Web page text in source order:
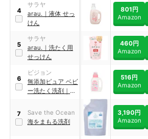
4
サラヤ
arau.
｜ 液体 せっ
けん
801円
Amazon
5
サラヤ
arau.
｜ 洗たく用
せっけん
460円
Amazon
6
ピジョン
無添加ピュア ベビ
ー洗たく洗剤 ｜
516円
Amazon
7
Save the Ocean
海をまもる洗剤
3,190円
Amazon